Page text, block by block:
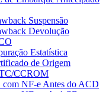
Suspensão
Devolução
Estatística
de Origem
CCROM
NF-e Antes do ACD